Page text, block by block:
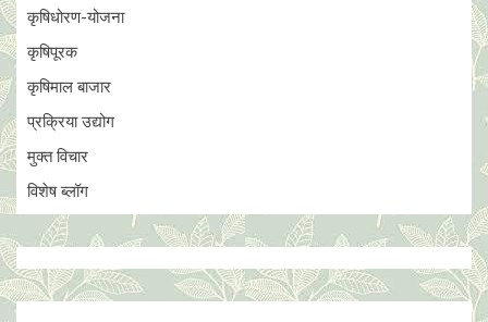
कृषिधोरण-योजना
कृषिपूरक
कृषिमाल बाजार
प्रक्रिया उद्योग
मुक्त विचार
विशेष ब्लॉग